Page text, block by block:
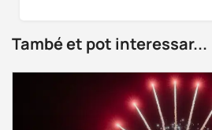
També et pot interessar...